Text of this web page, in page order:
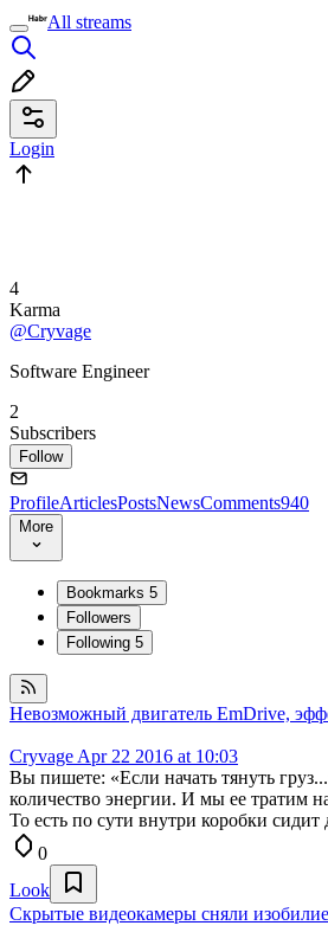
All streams
Login
4
Karma
@Cryvage
Software Engineer
2
Subscribers
Follow
ProfileArticlesPostsNewsComments940
More
Bookmarks 5
Followers
Following 5
Невозможный двигатель EmDrive,
Cryvage Apr 22 2016 at 10:03
Вы пишете: «Если начать тянуть
количество энергии. И мы ее тратим
То есть по сути внутри коробки
0
Look
Скрытые видеокамеры сняли